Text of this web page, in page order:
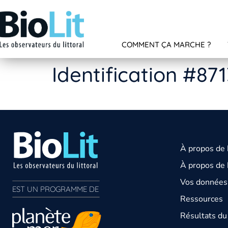
COMMENT ÇA MARCHE ?
Identification
EST UN PROGRAMME DE
À propos de
À propos de
Vos
Ressources
Résultats